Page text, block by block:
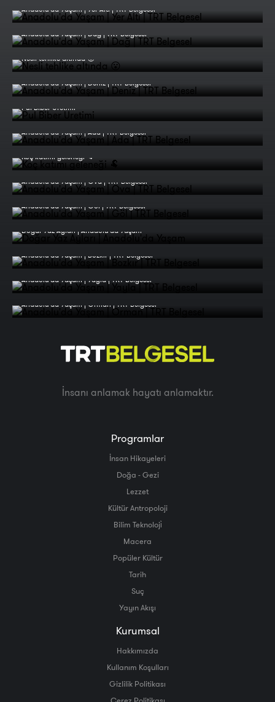
Anadolu'da Yaşam | Yer Altı | TRT Belgesel
Anadolu'da Yaşam | Dağ | TRT Belgesel
Nesli tehlike altında 😮
Anadolu'da Yaşam | Deniz | TRT Belgesel
Pul Biber Üretimi
Anadolu'da Yaşam | Ada | TRT Belgesel
Koç katımı geleneği 🐏
Anadolu'da Yaşam | Ova | TRT Belgesel
Anadolu'da Yaşam | Göl | TRT Belgesel
Doğar Yaz Ayları | Anadolu'da Yaşam
Anadolu'da Yaşam | Bozkır | TRT Belgesel
Anadolu'da Yaşam | Yayla | TRT Belgesel
Anadolu'da Yaşam | Orman | TRT Belgesel
İnsanı anlamak hayatı anlamaktır.
Programlar
İnsan Hikayeleri
Doğa - Gezi
Lezzet
Kültür Antropoloji
Bilim Teknoloji̇
Macera
Popüler Kültür
Tarih
Suç
Yayın Akışı
Kurumsal
Hakkımızda
Kullanım Koşulları
Gizlilik Politikası
Çerez Politikası